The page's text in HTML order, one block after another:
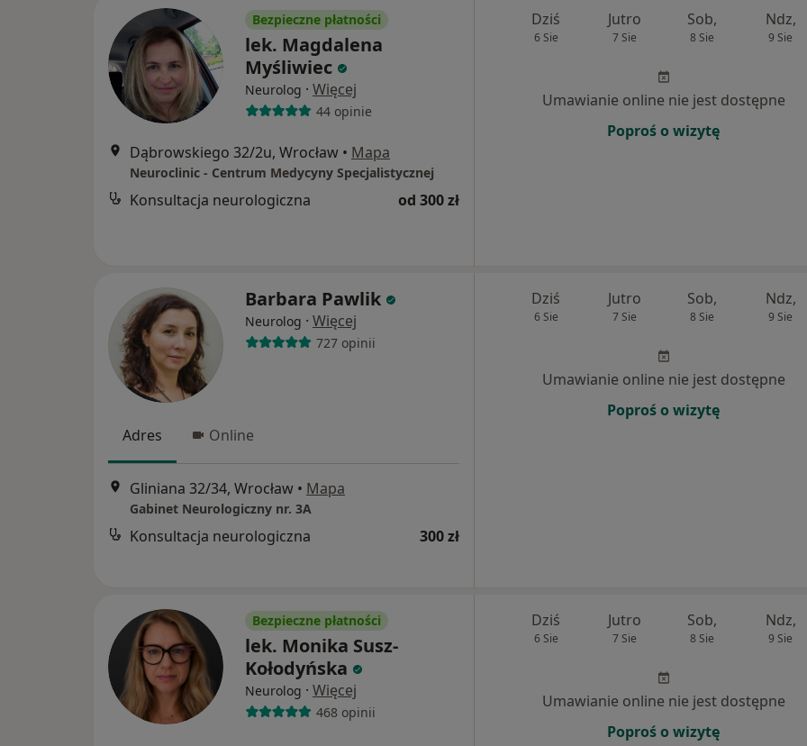
Bezpieczne płatności
lek. Magdalena
Myśliwiec
Neurolog · Więcej
44 opinie
Dąbrowskiego 32/2u, Wrocław • Mapa
Neuroclinic - Centrum Medycyny Specjalistycznej
Konsultacja neurologiczna od 300 zł
Dziś
6 Sie
Jutro
7 Sie
Sob,
8 Sie
Ndz,
9 Sie
Umawianie online nie jest dostępne
Poproś o wizytę
Barbara Pawlik
Neurolog · Więcej
727 opinii
Adres Online
Gliniana 32/34, Wrocław • Mapa
Gabinet Neurologiczny nr. 3A
Konsultacja neurologiczna 300 zł
Dziś
6 Sie
Jutro
7 Sie
Sob,
8 Sie
Ndz,
9 Sie
Umawianie online nie jest dostępne
Poproś o wizytę
Bezpieczne płatności
lek. Monika Susz-
Kołodyńska
Neurolog · Więcej
468 opinii
Dziś
6 Sie
Jutro
7 Sie
Sob,
8 Sie
Ndz,
9 Sie
Umawianie online nie jest dostępne
Poproś o wizytę